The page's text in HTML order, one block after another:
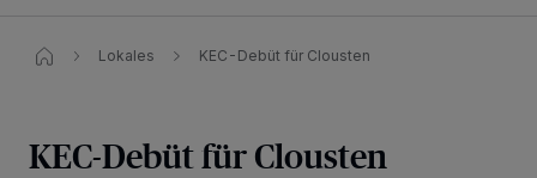
Lokales KEC-Debüt für Clousten
KEC-Debüt für Clousten